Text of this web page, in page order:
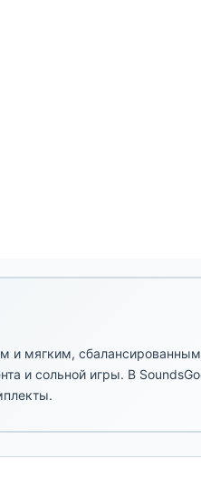
и мягким,
и сольной игры. В